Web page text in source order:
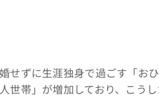
せずに生涯独身で過ごす「お
人世帯」が増加しており、こう